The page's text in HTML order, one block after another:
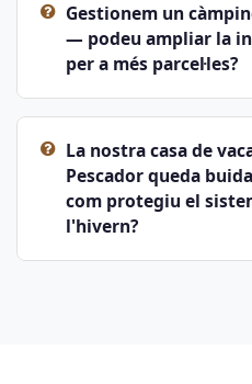
Gestionem un
— podeu ampliar la
per a més parcel·les?
La nostra casa de
Pescador queda
com protegiu el
l'hivern?